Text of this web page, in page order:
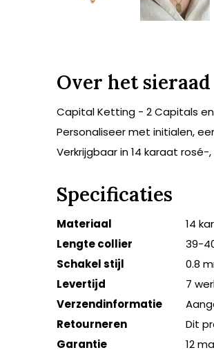
Over het sieraad
Capital Ketting - 2 Capitals
Personaliseer met initialen,
Verkrijgbaar in 14 karaat
Specificaties
Materiaal
14
Lengte collier
39-
Schakel stijl
0.8
Levertijd
7
Verzendinformatie
Retourneren
Dit
Garantie
12